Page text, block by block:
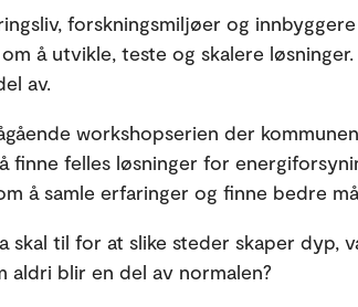
forskningsmiljøer og
å utvikle, teste og skalere
av.
workshopserien der
finne felles løsninger for
å samle erfaringer og finne bedre
skal til for at slike steder skaper dyp,
blir en del av normalen?